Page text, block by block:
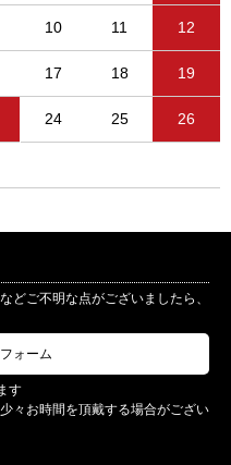
10 11 12
17 18 19
24 25 26
どご不明な点がございましたら、
ォーム
す
々お時間を頂戴する場合がござい